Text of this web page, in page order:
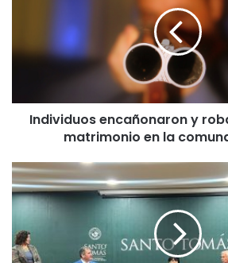
i
o
c
a
ñ
n
a
Individuos encañonaron y
matrimonio en la
U
S
T
e
m